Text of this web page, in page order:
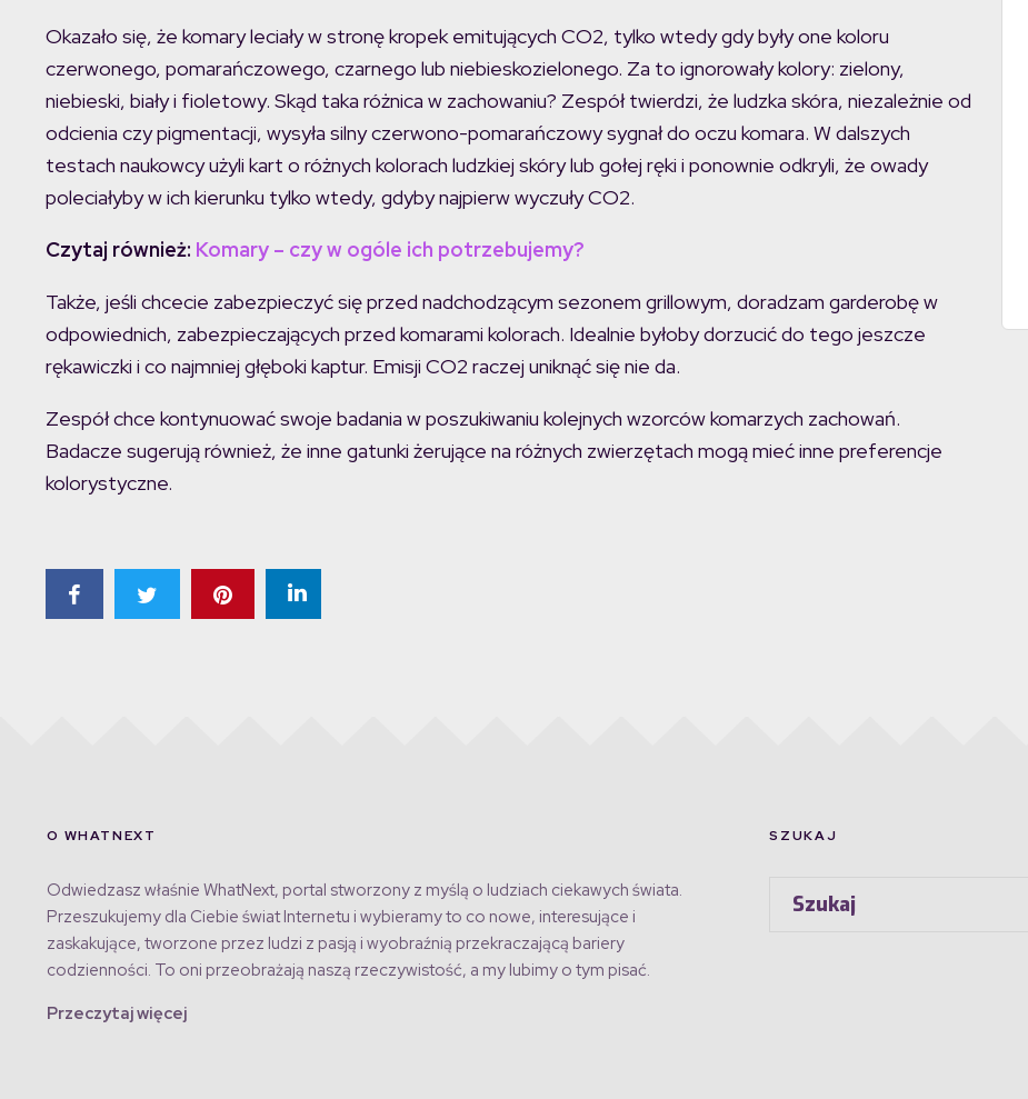
Okazało się, że komary leciały w stronę kropek emitujących CO2, tylko wtedy gdy były one koloru
czerwonego, pomarańczowego, czarnego lub niebieskozielonego. Za to ignorowały kolory: zielony,
niebieski, biały i fioletowy. Skąd taka różnica w zachowaniu? Zespół twierdzi, że ludzka skóra, niezależnie od
odcienia czy pigmentacji, wysyła silny czerwono-pomarańczowy sygnał do oczu komara. W dalszych
testach naukowcy użyli kart o różnych kolorach ludzkiej skóry lub gołej ręki i ponownie odkryli, że owady
poleciałyby w ich kierunku tylko wtedy, gdyby najpierw wyczuły CO2.
Czytaj również: Komary – czy w ogóle ich potrzebujemy?
Także, jeśli chcecie zabezpieczyć się przed nadchodzącym sezonem grillowym, doradzam garderobę w
odpowiednich, zabezpieczających przed komarami kolorach. Idealnie byłoby dorzucić do tego jeszcze
rękawiczki i co najmniej głęboki kaptur. Emisji CO2 raczej uniknąć się nie da.
Zespół chce kontynuować swoje badania w poszukiwaniu kolejnych wzorców komarzych zachowań.
Badacze sugerują również, że inne gatunki żerujące na różnych zwierzętach mogą mieć inne preferencje
kolorystyczne.
O WHATNEXT
Odwiedzasz właśnie WhatNext, portal stworzony z myślą o ludziach ciekawych świata.
Przeszukujemy dla Ciebie świat Internetu i wybieramy to co nowe, interesujące i
zaskakujące, tworzone przez ludzi z pasją i wyobraźnią przekraczającą bariery
codzienności. To oni przeobrażają naszą rzeczywistość, a my lubimy o tym pisać.
Przeczytaj więcej
SZUKAJ